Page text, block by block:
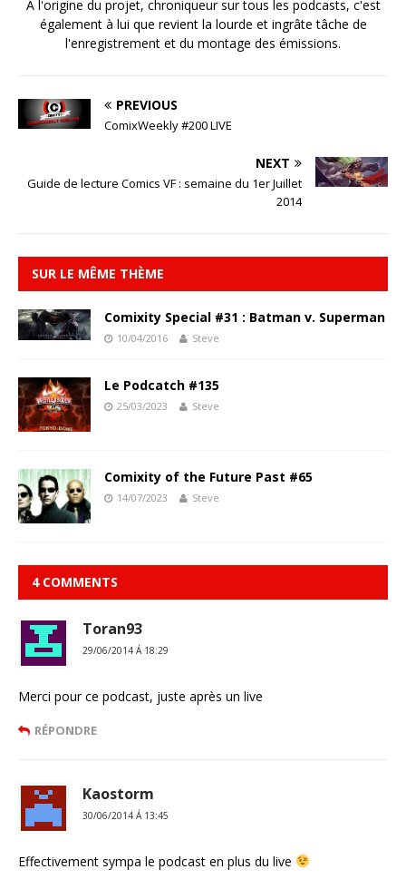
A l'origine du projet, chroniqueur sur tous les podcasts, c'est
également à lui que revient la lourde et ingrâte tâche de
l'enregistrement et du montage des émissions.
PREVIOUS
ComixWeekly #200 LIVE
NEXT
Guide de lecture Comics VF : semaine du 1er Juillet
2014
SUR LE MÊME THÈME
Comixity Special #31 : Batman v. Superman
10/04/2016 Steve
Le Podcatch #135
25/03/2023 Steve
Comixity of the Future Past #65
14/07/2023 Steve
4 COMMENTS
Toran93
29/06/2014 Á 18:29
Merci pour ce podcast, juste après un live
RÉPONDRE
Kaostorm
30/06/2014 Á 13:45
Effectivement sympa le podcast en plus du live